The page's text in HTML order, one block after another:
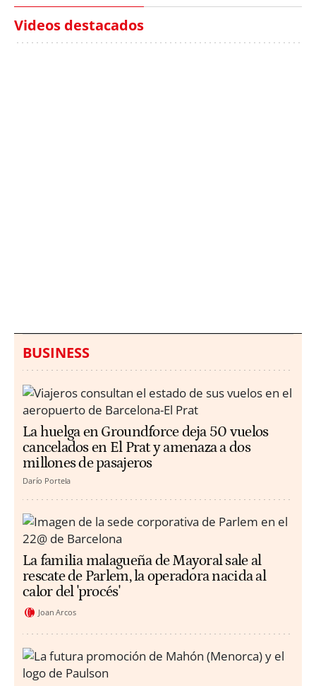
Videos destacados
BUSINESS
La huelga en Groundforce deja 50 vuelos
cancelados en El Prat y amenaza a dos
millones de pasajeros
Darío Portela
La familia malagueña de Mayoral sale al
rescate de Parlem, la operadora nacida al
calor del 'procés'
Joan Arcos